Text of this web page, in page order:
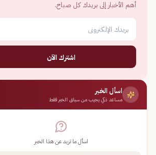
أهم الأخبار إلى بريدك كل صباح.
اشترك الآن
اسأل الخبر
مساعد ذكي يجيب من سياق الخبر فقط
اسأل ما تريد عن هذا الخبر